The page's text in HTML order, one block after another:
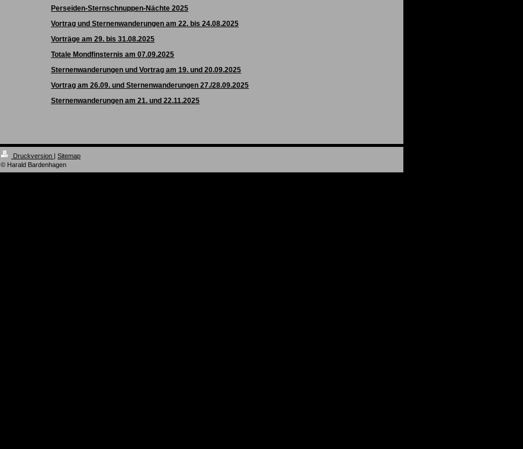
Perseiden-Sternschnuppen-Nächte 2025
Vortrag und Sternenwanderungen am 22. bis 24.08.2025
Vorträge am 29. bis 31.08.2025
Totale Mondfinsternis am 07.09.2025
Sternenwanderungen und Vortrag am 19. und 20.09.2025
Vortrag am 26.09. und Sternenwanderungen 27./28.09.2025
Sternenwanderungen am 21. und 22.11.2025
Druckversion | Sitemap
© Harald Bardenhagen